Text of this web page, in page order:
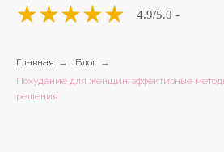
★★★★★ 4.9/5.0 -
Главная → Блог →
Похудение для женщин: эффективные
решения